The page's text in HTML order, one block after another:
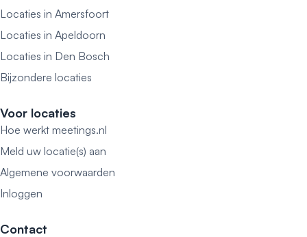
Locaties in Amersfoort
Locaties in Apeldoorn
Locaties in Den Bosch
Bijzondere locaties
Voor locaties
Hoe werkt meetings.nl
Meld uw locatie(s) aan
Algemene voorwaarden
Inloggen
Contact